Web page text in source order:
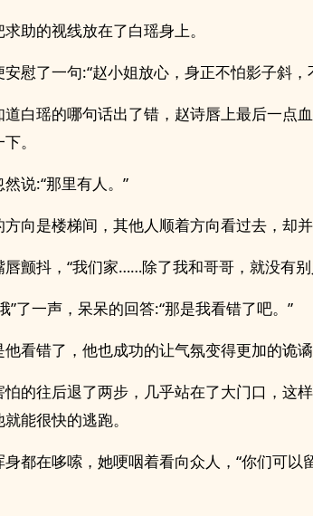
助的视线放在了白瑶身上。
安慰了一句:“赵小姐放心，身正不怕影子斜
道白瑶的哪句话出了错，赵诗唇上最后一点
。
说:“那里有人。”
方向是楼梯间，其他人顺着方向看过去，却并
唇颤抖，“我们家……除了我和哥哥，就没有别
”了一声，呆呆的回答:“那是我看错了吧。”
看错了，他也成功的让气氛变得更加的诡谲
怕的往后退了两步，几乎站在了大门口，这
能很快的逃跑。
身都在哆嗦，她哽咽着看向众人，“你们可以